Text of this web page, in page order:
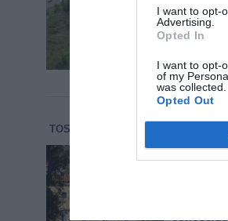
I want to opt-
Advertising.
Opted In
I want to opt-
of my
was collected.
Opted Out
Drive, il
artificiale
TOSCANA